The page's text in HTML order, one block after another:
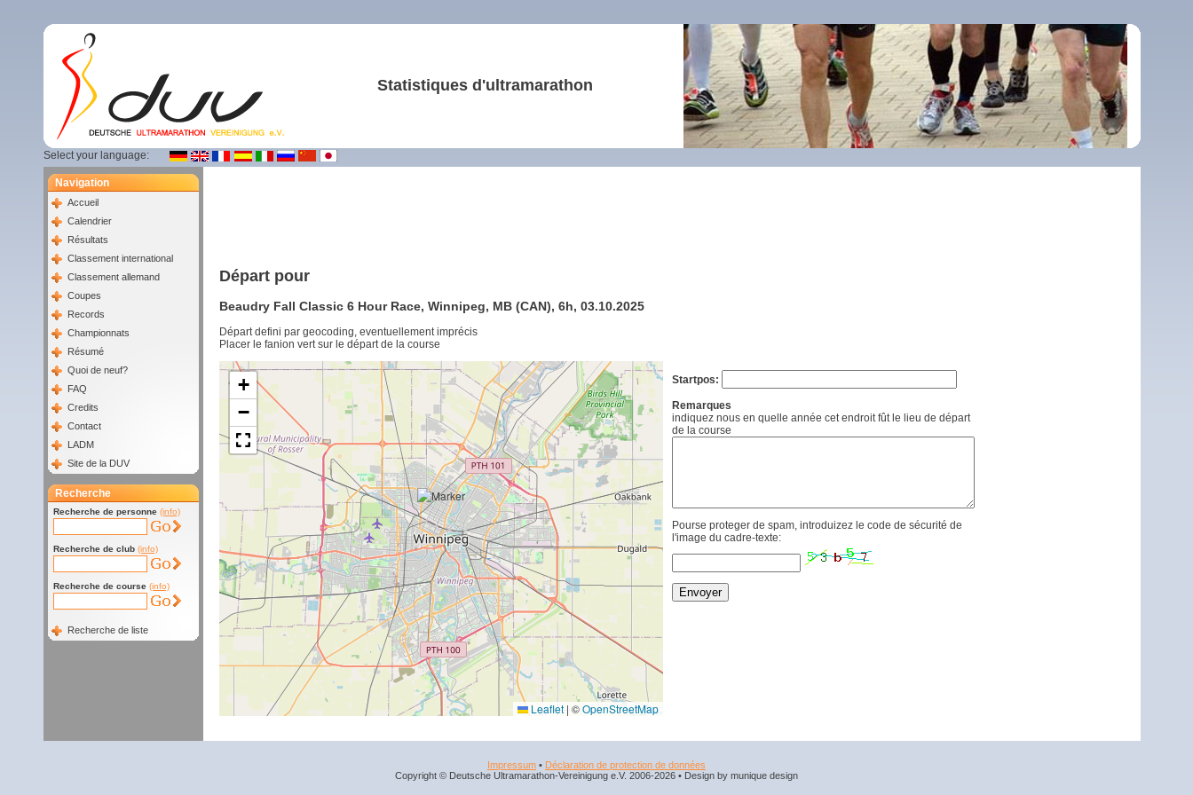
Statistiques d'ultramarathon
Select your language:
Navigation
Accueil
Calendrier
Résultats
Classement international
Classement allemand
Coupes
Records
Championnats
Résumé
Quoi de neuf?
FAQ
Credits
Contact
LADM
Site de la DUV
Recherche
Recherche de personne (info)
Recherche de club (info)
Recherche de course (info)
Recherche de liste
Départ pour
Beaudry Fall Classic 6 Hour Race, Winnipeg, MB (CAN), 6h, 03.10.2025
Départ defini par geocoding, eventuellement imprécis
Placer le fanion vert sur le départ de la course
+
−
Leaflet | ©OpenStreetMap
Startpos:
Remarques
indiquez nous en quelle année cet endroit fût le lieu de départ
de la course
Pourse proteger de spam, introduizez le code de sécurité de
l'image du cadre-texte:
Impressum • Déclaration de protection de données
Copyright © Deutsche Ultramarathon-Vereinigung e.V. 2006-2026 • Design by munique design